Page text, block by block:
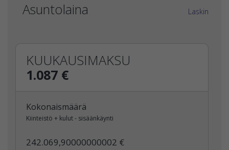
Asuntolaina Laskin
KUUKAUSIMAKSU
1.087 €
Kokonaismäärä
Kiinteistö + kulut - sisäänkäynti
242.069,90000000002 €